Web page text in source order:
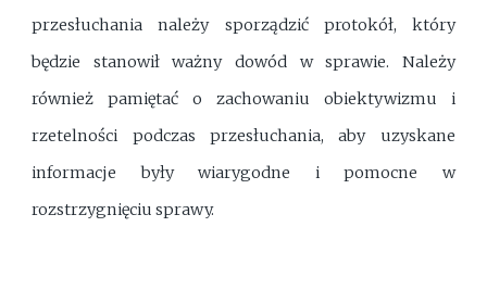
przesłuchania należy sporządzić protokół, który
będzie stanowił ważny dowód w sprawie. Należy
również pamiętać o zachowaniu obiektywizmu i
rzetelności podczas przesłuchania, aby uzyskane
informacje były wiarygodne i pomocne w
rozstrzygnięciu sprawy.